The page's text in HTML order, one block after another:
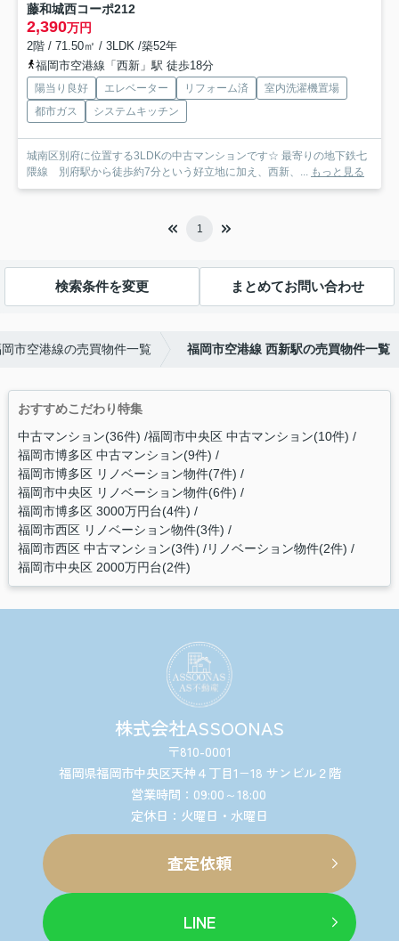
藤和城西コーポ212
2,390万円
2階 / 71.50㎡ / 3LDK /築52年
福岡市空港線「西新」駅 徒歩18分
陽当り良好 エレベーター リフォーム済
室内洗濯機置場
都市ガス
システムキッチン
城南区別府に位置する3LDKの中古マンションです☆ 最寄りの地下鉄七
隈線 別府駅から徒歩約7分という好立地に加え、西新、...
もっと見る
1
検索条件を変更 まとめてお問い合わせ
市空港線の売買物件一覧 福岡市空港線 西新駅の売買物件一覧
おすすめこだわり特集
中古マンション(36件) 福岡市中央区 中古マンション(10件)
福岡市博多区 中古マンション(9件)
福岡市博多区 リノベーション物件(7件)
福岡市中央区 リノベーション物件(6件)
福岡市博多区 3000万円台(4件)
福岡市西区 リノベーション物件(3件)
福岡市西区 中古マンション(3件) リノベーション物件(2件)
福岡市中央区 2000万円台(2件)
株式会社ASSOONAS
〒810-0001
福岡県福岡市中央区天神４丁目1−18 サンビル２階
営業時間：09:00～18:00
定休日：火曜日・水曜日
査定依頼
LINE